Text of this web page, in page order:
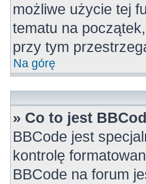
możliwe użycie tej
tematu na
przy tym
Na górę
» Co to jest
BBCode jest
kontrolę
BBCode na forum